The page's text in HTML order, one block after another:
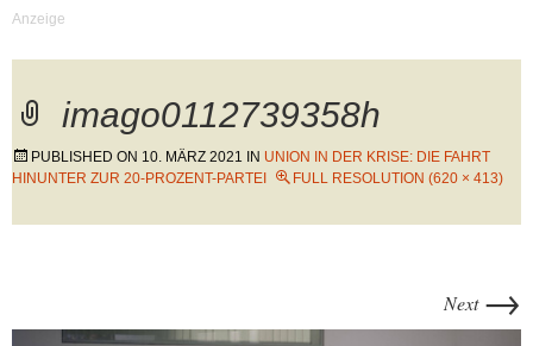
imago0112739358h
PUBLISHED ON 10. MÄRZ 2021 IN UNION IN DER KRISE: DIE FAHRT
HINUNTER ZUR 20-PROZENT-PARTEI
FULL RESOLUTION (620 × 413)
Next →